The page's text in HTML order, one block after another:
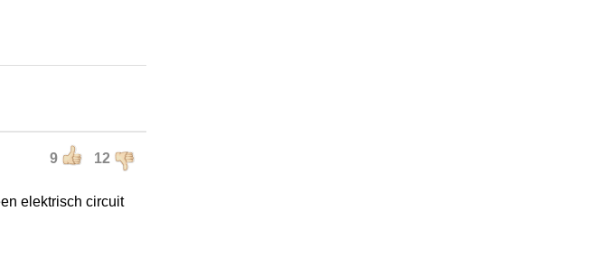
9 12
elektrisch circuit